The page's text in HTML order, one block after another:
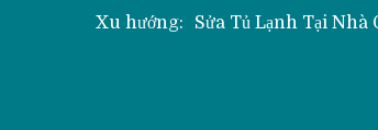
Xu hướng:
Sửa Tủ Lạnh Tại Nhà
” Hỏi ” Máy Lạnh
” Hỏi ” Có Nên Bơm
Nạp Gas, Thay Gas,
Dịch Vụ Sửa Tủ